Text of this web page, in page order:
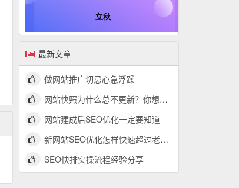
最新文章
做网站推广切忌心急浮躁
网站快照为什么总不更新？你想了解的网站快照问题都在这里
网站建成后SEO优化一定要知道
新网站SEO优化怎样快速超过老网站？
SEO快排实操流程经验分享